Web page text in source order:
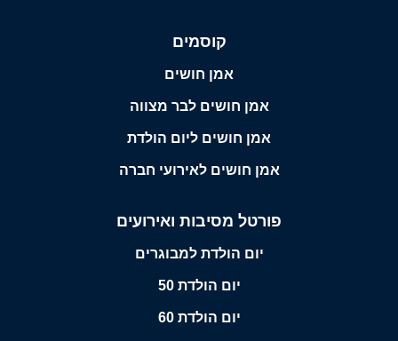
קוסמים
אמן חושים
אמן חושים לבר מצווה
אמן חושים ליום הולדת
אמן חושים לאירועי חברה
פורטל מסיבות ואירועים
יום הולדת למבוגרים
יום הולדת 50
יום הולדת 60